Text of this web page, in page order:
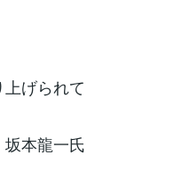
げられて
本龍一氏